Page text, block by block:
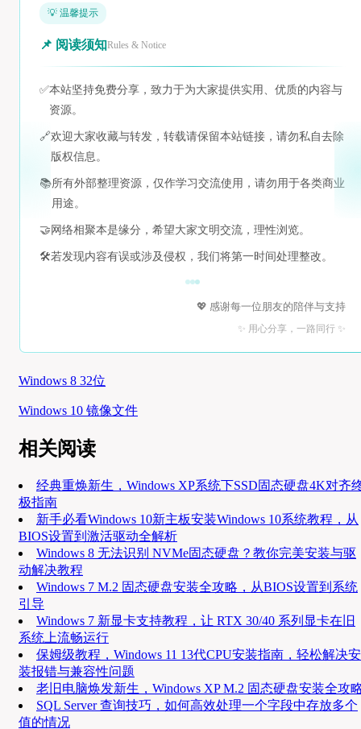
💡 温馨提示
📌 阅读须知Rules & Notice
✅本站坚持免费分享，致力于为大家提供实用、优质的内容与
资源。
🔗欢迎大家收藏与转发，转载请保留本站链接，请勿私自去除
版权信息。
📚所有外部整理资源，仅作学习交流使用，请勿用于各类商业
用途。
🤝 网络相聚本是缘分，希望大家文明交流，理性浏览。
🛠️若发现内容有误或涉及侵权，我们将第一时间处理整改。
💖 感谢每一位朋友的陪伴与支持
✨ 用心分享，一路同行 ✨
Windows 8 32位
Windows 10 镜像文件
相关阅读
经典重焕新生，Windows XP系统下SSD固态硬盘4K对齐
极指南
新手必看Windows 10新主板安装Windows 10系统教程，从
BIOS设置到激活驱动全解析
Windows 8 无法识别 NVMe固态硬盘？教你完美安装与驱
动解决教程
Windows 7 M.2 固态硬盘安装全攻略，从BIOS设置到系统
引导
Windows 7 新显卡支持教程，让 RTX 30/40 系列显卡在旧
系统上流畅运行
保姆级教程，Windows 11 13代CPU安装指南，轻松解决安
装报错与兼容性问题
老旧电脑焕发新生，Windows XP M.2 固态硬盘安装全攻
SQL Server 查询技巧，如何高效处理一个字段中存放多个
值的情况